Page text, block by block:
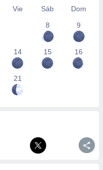
Vie Sáb
Dom
8
9
14 15 16
21